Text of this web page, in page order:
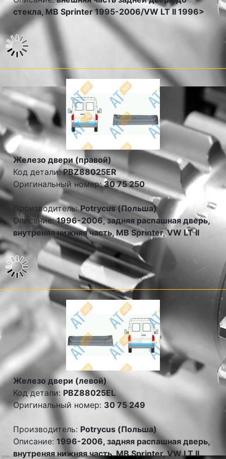
стекла, MB Sprinter 1995-2006/VW LT II 1996>
Железо двери (правой)
Код детали:PBZ88025ER
Оригинальный номер:30 75 250
Производитель:Potrycus (Польша)
Описание:1996-2006, задняя распашная дверь,
внутреняя нижняя часть, MB Sprinter, VW LT II
Железо двери (левой)
Код детали: PBZ88025EL
Оригинальный номер: 30 75 249
Производитель: Potrycus (Польша)
Описание: 1996-2006, задняя распашная дверь,
внутреняя нижняя часть, MB Sprinter, VW LT II